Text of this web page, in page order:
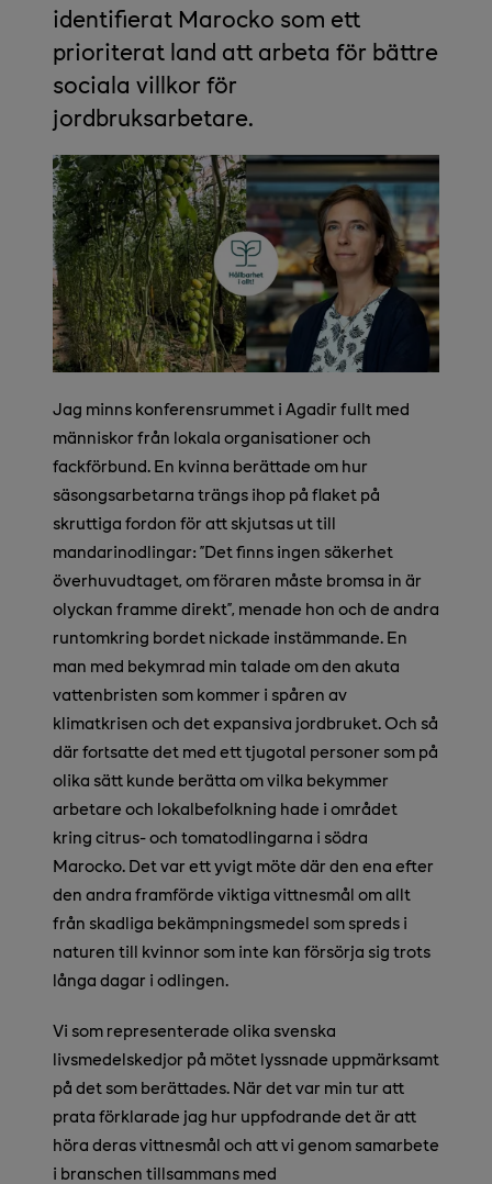
identifierat Marocko som ett
prioriterat land att arbeta för bättre
sociala villkor för
jordbruksarbetare.
Jag minns konferensrummet i Agadir fullt med
människor från lokala organisationer och
fackförbund. En kvinna berättade om hur
säsongsarbetarna trängs ihop på flaket på
skruttiga fordon för att skjutsas ut till
mandarinodlingar: ”Det finns ingen säkerhet
överhuvudtaget, om föraren måste bromsa in är
olyckan framme direkt”, menade hon och de andra
runtomkring bordet nickade instämmande. En
man med bekymrad min talade om den akuta
vattenbristen som kommer i spåren av
klimatkrisen och det expansiva jordbruket. Och så
där fortsatte det med ett tjugotal personer som på
olika sätt kunde berätta om vilka bekymmer
arbetare och lokalbefolkning hade i området
kring citrus- och tomatodlingarna i södra
Marocko. Det var ett yvigt möte där den ena efter
den andra framförde viktiga vittnesmål om allt
från skadliga bekämpningsmedel som spreds i
naturen till kvinnor som inte kan försörja sig trots
långa dagar i odlingen.
Vi som representerade olika svenska
livsmedelskedjor på mötet lyssnade uppmärksamt
på det som berättades. När det var min tur att
prata förklarade jag hur uppfodrande det är att
höra deras vittnesmål och att vi genom samarbete
i branschen tillsammans med